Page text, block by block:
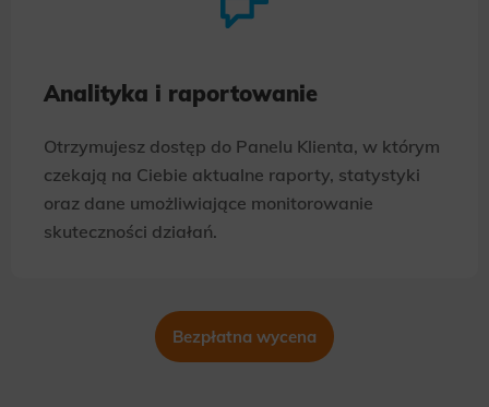
Analityka i raportowanie
Otrzymujesz dostęp do Panelu Klienta, w którym
czekają na Ciebie aktualne raporty, statystyki
oraz dane umożliwiające monitorowanie
skuteczności działań.
Bezpłatna wycena